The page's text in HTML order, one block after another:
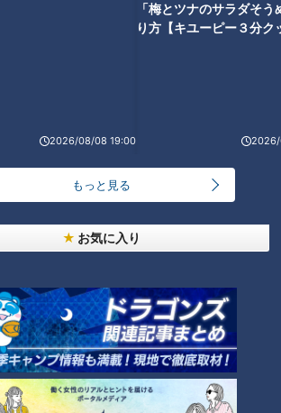
2026/08/08 19:00
「梅とツナのサラダそう
り方【キユーピー３分ク
2026/
もっと見る
お気に入り
滑線の駅の線路内で19歳女性が特急列車には
転見合わせに お盆休
港へ向かう旅行客に影響 愛知・知多市
2026/08/08 20:23
ニス小田凱人選手 病気と闘う子どもたち
あいエール スポーツの楽しさ伝える 名古
ング中の50代男性がクマに襲われケガ 体長
ートルのツキノワグマに腕や足をかまれる
に出たかなという感じ」と近隣住人 東海地
年度初の人身被害 岐阜・高山市
2026/08/08 19:29
水難事故が相次ぐ 東栄町では川でおぼれか